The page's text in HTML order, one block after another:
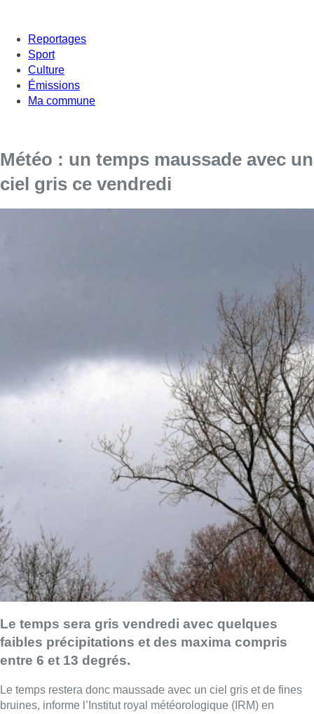
Reportages
Sport
Culture
Émissions
Ma commune
Météo : un temps maussade avec un
ciel gris ce vendredi
Le temps sera gris vendredi avec quelques
faibles précipitations et des maxima compris
entre 6 et 13 degrés.
Le temps restera donc maussade avec un ciel gris et de fines
bruines, informe l’Institut royal météorologique (IRM) en